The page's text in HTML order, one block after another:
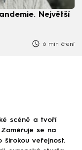
Největší
6 min čtení
scéně a tvoří
se na
širokou veřejnost.